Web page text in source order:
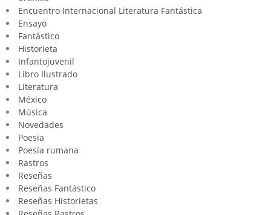
Encuentro Internacional Literatura Fantástica
Ensayo
Fantástico
Historieta
Infantojuvenil
Libro Ilustrado
Literatura
México
Música
Novedades
Poesia
Poesía rumana
Rastros
Reseñas
Reseñas Fantástico
Reseñas Historietas